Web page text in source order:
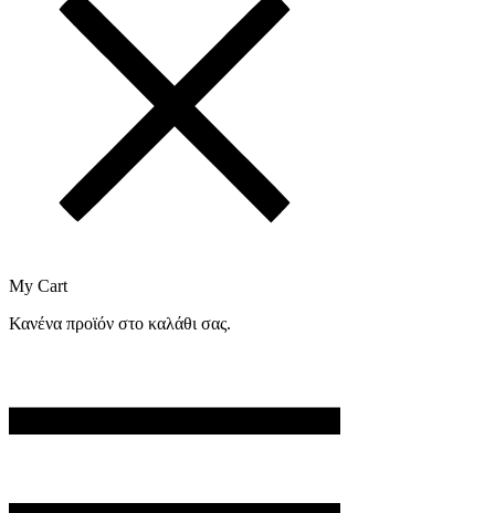
My Cart
Κανένα προϊόν στο καλάθι σας.